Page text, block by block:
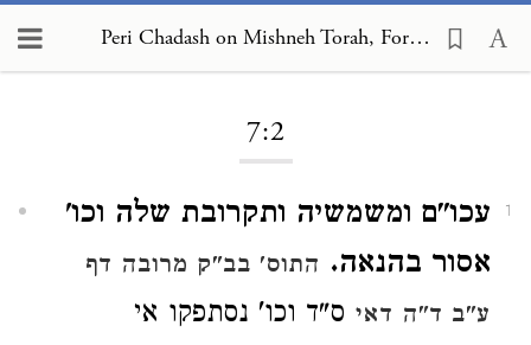
Peri Chadash on Mishneh Torah, Foreign Worship and Customs of the Nations 7:2
7:2
1
עכו"ם ומשמשיה ותקרובת שלה וכו'
אסור בהנאה. התוס' בב"ק מרובה דף
ע"ב ד"ה דאי ס"ד וכו' נסתפקו אי